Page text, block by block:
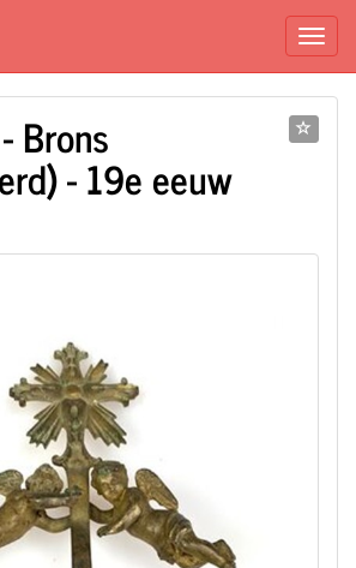
Brons
- 19e eeuw